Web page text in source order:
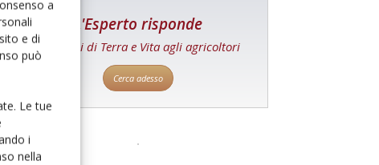
a
e di
può
Le tue
i
nella
L'Esperto risponde
I consigli di Terra e Vita agli agricoltori
Cerca adesso